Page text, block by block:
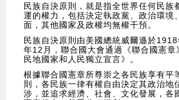
民族自決原則，就是指全世界任何民族
運的權力，包括決定執政黨、政治環境
面，其他國家及政權均無權干預。
民族自決原則由美國總統威爾遜於
年12月，聯合國大會通過《聯合國憲章
民地國家和人民獨立宣言》。
根據聯合國憲章所尊崇之各民族享有平
則，各民族一律有權自由決定其政治地
涉，並追求經濟、社會、文化發展，各